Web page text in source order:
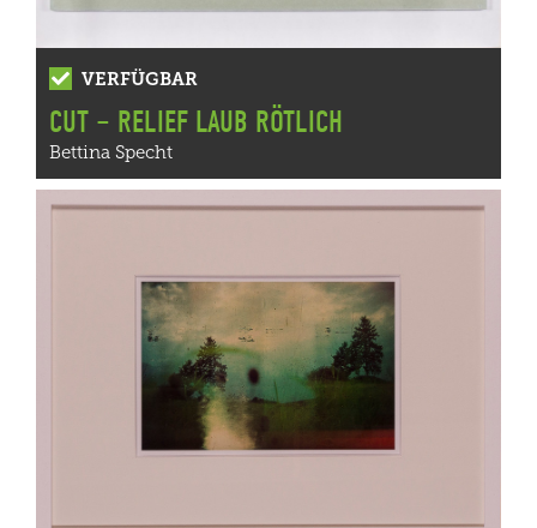
VERFÜGBAR
CUT – RELIEF LAUB RÖTLICH
Bettina Specht